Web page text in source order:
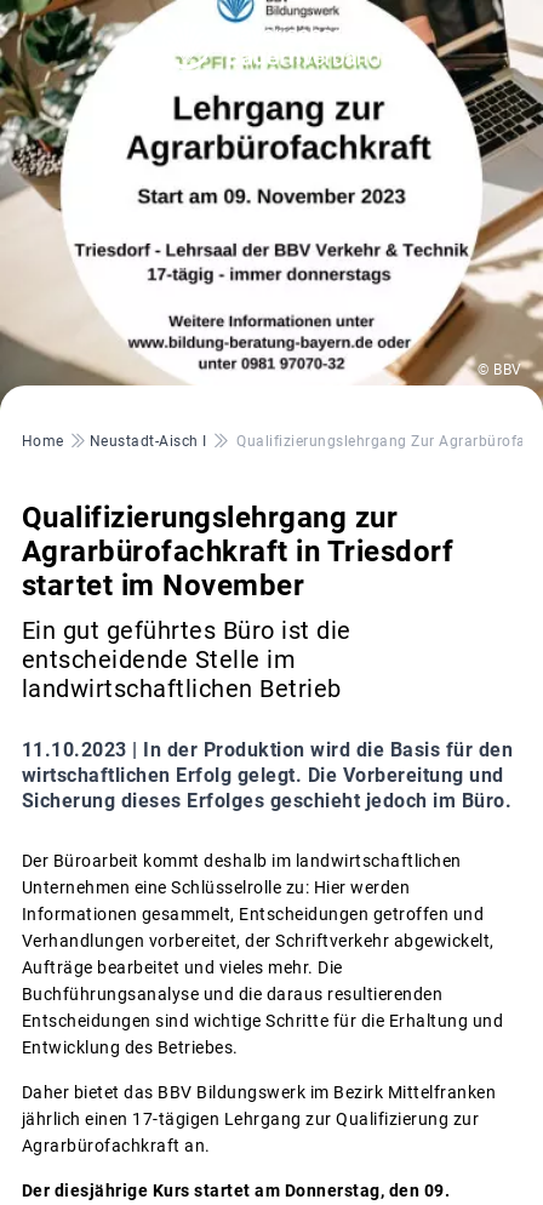
© BBV
Pfadnavigation
Home Neustadt-Aisch I Qualifizierungslehrgang Zur
Qualifizierungslehrgang zur
Agrarbürofachkraft in Triesdorf
startet im November
Ein gut geführtes Büro ist die
entscheidende Stelle im
landwirtschaftlichen Betrieb
11.10.2023 | In der Produktion wird die Basis für den
wirtschaftlichen Erfolg gelegt. Die Vorbereitung und
Sicherung dieses Erfolges geschieht jedoch im Büro.
Der Büroarbeit kommt deshalb im landwirtschaftlichen
Unternehmen eine Schlüsselrolle zu: Hier werden
Informationen gesammelt, Entscheidungen getroffen und
Verhandlungen vorbereitet, der Schriftverkehr abgewickelt,
Aufträge bearbeitet und vieles mehr. Die
Buchführungsanalyse und die daraus resultierenden
Entscheidungen sind wichtige Schritte für die Erhaltung und
Entwicklung des Betriebes.
Daher bietet das BBV Bildungswerk im Bezirk Mittelfranken
jährlich einen 17-tägigen Lehrgang zur Qualifizierung zur
Agrarbürofachkraft an.
Der diesjährige Kurs startet am Donnerstag, den 09.